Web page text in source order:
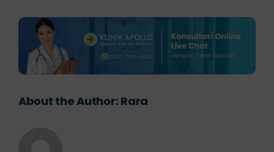
About the Author: Rara